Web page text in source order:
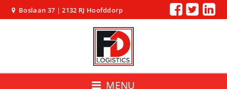
Boslaan 37 | 2132 RJ Hoofddorp
MENU